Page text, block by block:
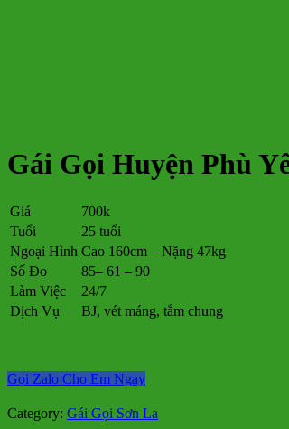
Gái Gọi Huyện Phù
Giá
700k
Tuổi
25 tuổi
Ngoại Hình Cao 160cm – Nặng 47kg
Số Đo
85– 61 – 90
Làm Việc
24/7
Dịch Vụ
BJ, vét máng, tắm chung
Gọi Zalo Cho Em Ngay
Category: Gái Gọi Sơn La